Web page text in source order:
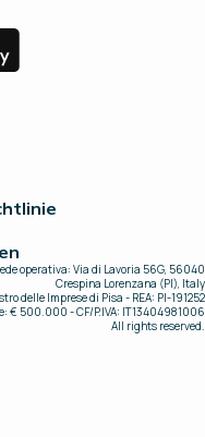
operativa: Via di Lavoria 56G, 56040
Crespina Lorenzana (PI), Italy
delle Imprese di Pisa - REA: PI-191252
€ 500.000 - CF/P.IVA: IT13404981006
All rights reserved.